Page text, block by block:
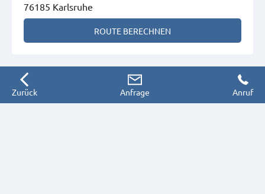
76185 Karlsruhe
ROUTE BERECHNEN
Zurück Anfrage Anruf